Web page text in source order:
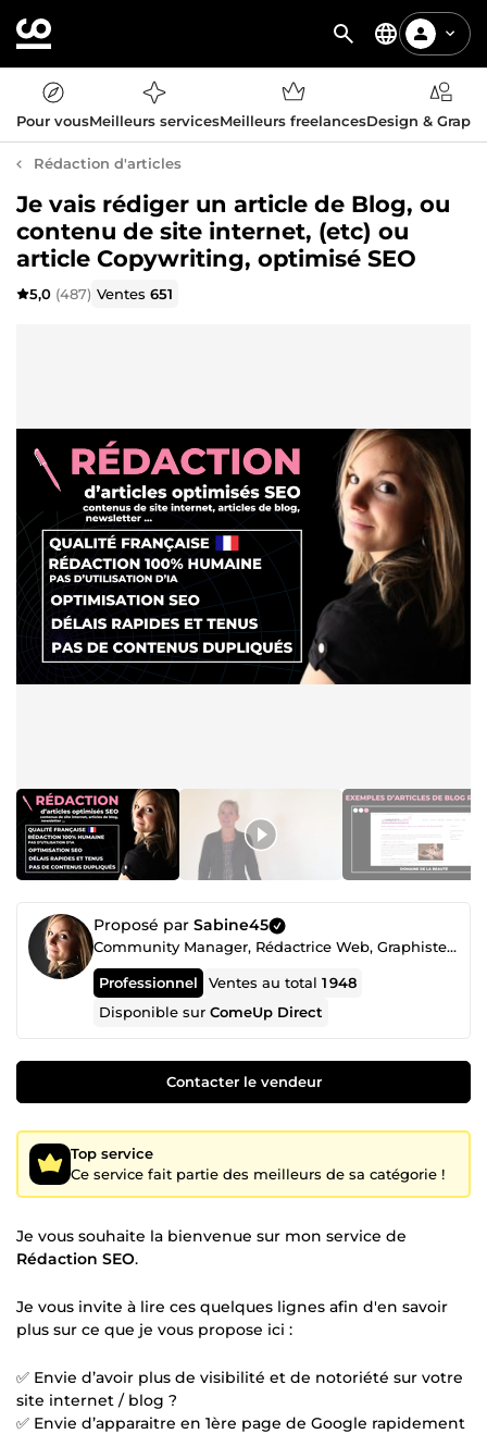
Pour vousMeilleurs servicesMeilleurs freelancesDesign &
Rédaction d'articles
Je vais rédiger un article de Blog, ou
contenu de site internet, (etc) ou
article Copywriting, optimisé SEO
5,0 (487) Ventes651
Proposé par Sabine45
Community Manager, Rédactrice Web, Graphiste [ à mon compte depuis 2017]
Professionnel Ventes au total1 948
Disponible surComeUp Direct
Contacter le vendeur
Top service
Ce service fait partie des meilleurs de sa catégorie !
Je vous souhaite la bienvenue sur mon service de
Rédaction SEO.
Je vous invite à lire ces quelques lignes afin d'en savoir
plus sur ce que je vous propose ici :
✅ Envie d’avoir plus de visibilité et de notoriété sur votre
site internet / blog ?
✅ Envie d’apparaitre en 1ère page de Google rapidement